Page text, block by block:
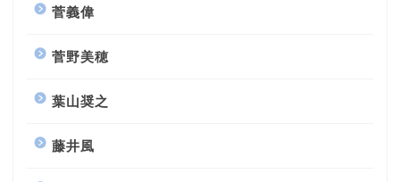
菅義偉
菅野美穂
葉山奨之
藤井風